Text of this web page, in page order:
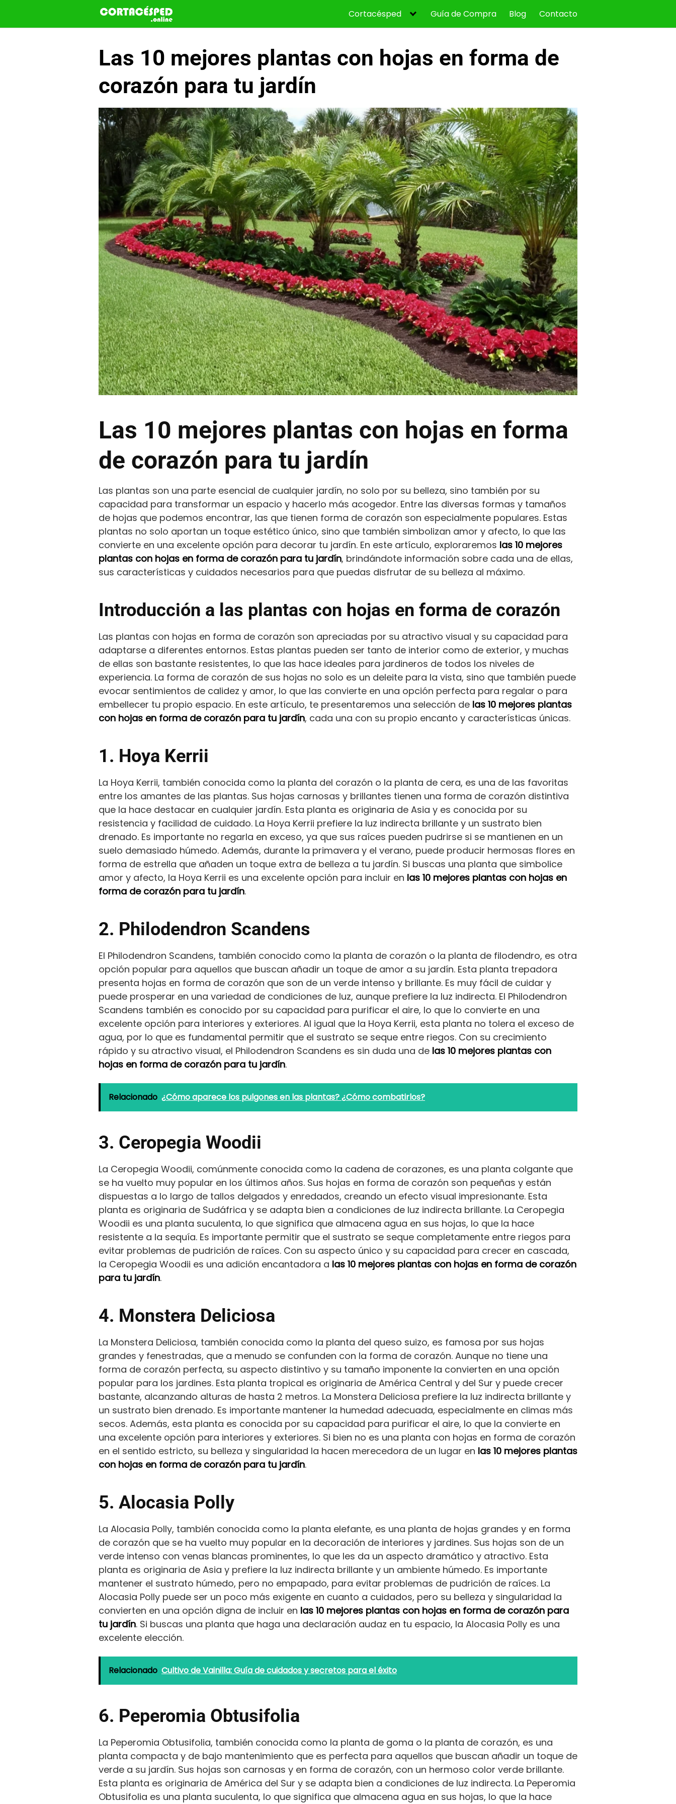
contenido
Cortacésped Guía de Compra Blog Contacto
Las 10 mejores plantas con hojas en forma de
corazón para tu jardín
Las 10 mejores plantas con hojas en forma
de corazón para tu jardín
Las plantas son una parte esencial de cualquier jardín, no solo por su belleza, sino también por su
capacidad para transformar un espacio y hacerlo más acogedor. Entre las diversas formas y tamaños
de hojas que podemos encontrar, las que tienen forma de corazón son especialmente populares. Estas
plantas no solo aportan un toque estético único, sino que también simbolizan amor y afecto, lo que las
convierte en una excelente opción para decorar tu jardín. En este artículo, exploraremos las 10 mejores
plantas con hojas en forma de corazón para tu jardín, brindándote información sobre cada una de ellas,
sus características y cuidados necesarios para que puedas disfrutar de su belleza al máximo.
Introducción a las plantas con hojas en forma de corazón
Las plantas con hojas en forma de corazón son apreciadas por su atractivo visual y su capacidad para
adaptarse a diferentes entornos. Estas plantas pueden ser tanto de interior como de exterior, y muchas
de ellas son bastante resistentes, lo que las hace ideales para jardineros de todos los niveles de
experiencia. La forma de corazón de sus hojas no solo es un deleite para la vista, sino que también puede
evocar sentimientos de calidez y amor, lo que las convierte en una opción perfecta para regalar o para
embellecer tu propio espacio. En este artículo, te presentaremos una selección de las 10 mejores plantas
con hojas en forma de corazón para tu jardín, cada una con su propio encanto y características únicas.
1. Hoya Kerrii
La Hoya Kerrii, también conocida como la planta del corazón o la planta de cera, es una de las favoritas
entre los amantes de las plantas. Sus hojas carnosas y brillantes tienen una forma de corazón distintiva
que la hace destacar en cualquier jardín. Esta planta es originaria de Asia y es conocida por su
resistencia y facilidad de cuidado. La Hoya Kerrii prefiere la luz indirecta brillante y un sustrato bien
drenado. Es importante no regarla en exceso, ya que sus raíces pueden pudrirse si se mantienen en un
suelo demasiado húmedo. Además, durante la primavera y el verano, puede producir hermosas flores en
forma de estrella que añaden un toque extra de belleza a tu jardín. Si buscas una planta que simbolice
amor y afecto, la Hoya Kerrii es una excelente opción para incluir en las 10 mejores plantas con hojas en
forma de corazón para tu jardín.
2. Philodendron Scandens
El Philodendron Scandens, también conocido como la planta de corazón o la planta de filodendro, es otra
opción popular para aquellos que buscan añadir un toque de amor a su jardín. Esta planta trepadora
presenta hojas en forma de corazón que son de un verde intenso y brillante. Es muy fácil de cuidar y
puede prosperar en una variedad de condiciones de luz, aunque prefiere la luz indirecta. El Philodendron
Scandens también es conocido por su capacidad para purificar el aire, lo que lo convierte en una
excelente opción para interiores y exteriores. Al igual que la Hoya Kerrii, esta planta no tolera el exceso de
agua, por lo que es fundamental permitir que el sustrato se seque entre riegos. Con su crecimiento
rápido y su atractivo visual, el Philodendron Scandens es sin duda una de las 10 mejores plantas con
hojas en forma de corazón para tu jardín.
Relacionado ¿Cómo aparece los pulgones en las plantas? ¿Cómo combatirlos?
3. Ceropegia Woodii
La Ceropegia Woodii, comúnmente conocida como la cadena de corazones, es una planta colgante que
se ha vuelto muy popular en los últimos años. Sus hojas en forma de corazón son pequeñas y están
dispuestas a lo largo de tallos delgados y enredados, creando un efecto visual impresionante. Esta
planta es originaria de Sudáfrica y se adapta bien a condiciones de luz indirecta brillante. La Ceropegia
Woodii es una planta suculenta, lo que significa que almacena agua en sus hojas, lo que la hace
resistente a la sequía. Es importante permitir que el sustrato se seque completamente entre riegos para
evitar problemas de pudrición de raíces. Con su aspecto único y su capacidad para crecer en cascada,
la Ceropegia Woodii es una adición encantadora a las 10 mejores plantas con hojas en forma de corazón
para tu jardín.
4. Monstera Deliciosa
La Monstera Deliciosa, también conocida como la planta del queso suizo, es famosa por sus hojas
grandes y fenestradas, que a menudo se confunden con la forma de corazón. Aunque no tiene una
forma de corazón perfecta, su aspecto distintivo y su tamaño imponente la convierten en una opción
popular para los jardines. Esta planta tropical es originaria de América Central y del Sur y puede crecer
bastante, alcanzando alturas de hasta 2 metros. La Monstera Deliciosa prefiere la luz indirecta brillante y
un sustrato bien drenado. Es importante mantener la humedad adecuada, especialmente en climas más
secos. Además, esta planta es conocida por su capacidad para purificar el aire, lo que la convierte en
una excelente opción para interiores y exteriores. Si bien no es una planta con hojas en forma de corazón
en el sentido estricto, su belleza y singularidad la hacen merecedora de un lugar en las 10 mejores plantas
con hojas en forma de corazón para tu jardín.
5. Alocasia Polly
La Alocasia Polly, también conocida como la planta elefante, es una planta de hojas grandes y en forma
de corazón que se ha vuelto muy popular en la decoración de interiores y jardines. Sus hojas son de un
verde intenso con venas blancas prominentes, lo que les da un aspecto dramático y atractivo. Esta
planta es originaria de Asia y prefiere la luz indirecta brillante y un ambiente húmedo. Es importante
mantener el sustrato húmedo, pero no empapado, para evitar problemas de pudrición de raíces. La
Alocasia Polly puede ser un poco más exigente en cuanto a cuidados, pero su belleza y singularidad la
convierten en una opción digna de incluir en las 10 mejores plantas con hojas en forma de corazón para
tu jardín. Si buscas una planta que haga una declaración audaz en tu espacio, la Alocasia Polly es una
excelente elección.
Relacionado Cultivo de Vainilla: Guía de cuidados y secretos para el éxito
6. Peperomia Obtusifolia
La Peperomia Obtusifolia, también conocida como la planta de goma o la planta de corazón, es una
planta compacta y de bajo mantenimiento que es perfecta para aquellos que buscan añadir un toque de
verde a su jardín. Sus hojas son carnosas y en forma de corazón, con un hermoso color verde brillante.
Esta planta es originaria de América del Sur y se adapta bien a condiciones de luz indirecta. La Peperomia
Obtusifolia es una planta suculenta, lo que significa que almacena agua en sus hojas, lo que la hace